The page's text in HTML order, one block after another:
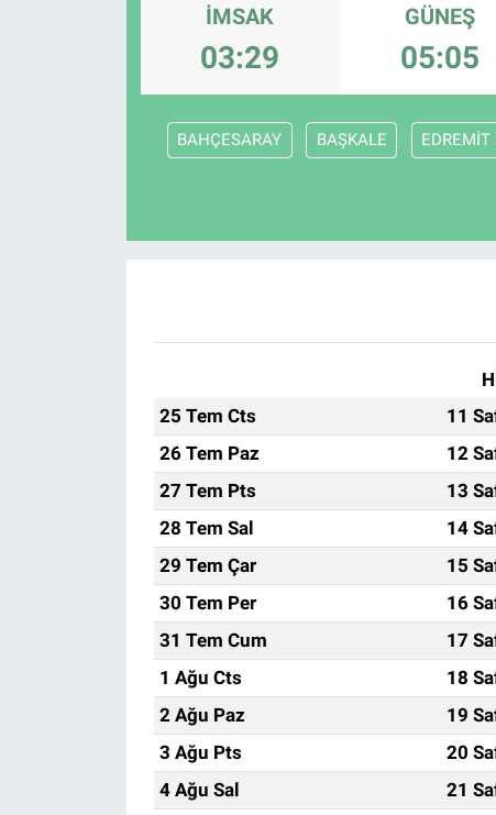
İMSAK
03:29
GÜNEŞ
05:05
BAHÇESARAY BAŞKALE EDREMİT
25 Tem Cts
11
26 Tem Paz
12
27 Tem Pts
13
28 Tem Sal
14
29 Tem Çar
15
30 Tem Per
16
31 Tem Cum
17
1 Ağu Cts
18
2 Ağu Paz
19
3 Ağu Pts
20
4 Ağu Sal
21